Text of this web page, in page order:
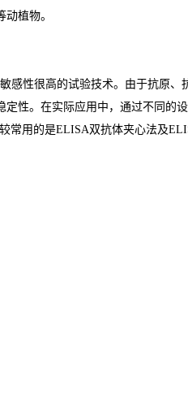
植物。
感性很高的试验技术。由于抗原、
性。在实际应用中，通过不同的
常用的是ELISA双抗体夹心法及